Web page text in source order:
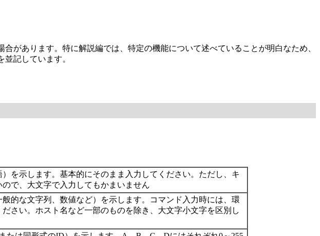
があります。特に解説編では、特定の機能について述べていることが明白なため、
記しています。
を示します。基本的にそのまま入力してください。ただし、キ
で、大文字で入力してもかまいません
的な文字列、数値など）を示します。コマンド入力時には、環
さい。ホスト名など一部のものを除き、大文字小文字を区別し